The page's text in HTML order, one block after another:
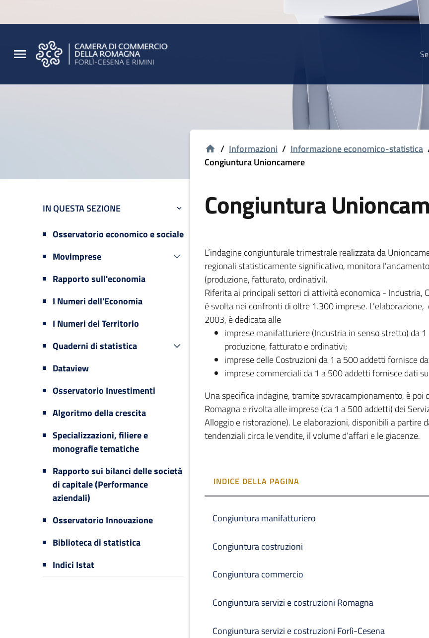
IN QUESTA SEZIONE
Osservatorio economico e sociale
Movimprese
Rapporto sull'economia
I Numeri dell'Economia
I Numeri del Territorio
Quaderni di statistica
Dataview
Osservatorio Investimenti
Algoritmo della crescita
Specializzazioni, filiere e
monografie tematiche
Rapporto sui bilanci delle società
di capitale (Performance
aziendali)
Osservatorio Innovazione
Biblioteca di statistica
Indici Istat
/ Informazioni / Informazione economico-statistica
Congiuntura Unioncamere
Congiuntura
L’indagine congiunturale trimestrale realizzata da
regionali statisticamente significativo, monitora
(produzione, fatturato, ordinativi).
Riferita ai principali settori di attività economica - Industria,
è svolta nei confronti di oltre 1.300 imprese.
2003, è dedicata alle
imprese manifatturiere (Industria in senso stretto) da
produzione, fatturato e ordinativi;
imprese delle Costruzioni da 1 a 500 addetti fornisce
imprese commerciali da 1 a 500 addetti fornisce dati
Una specifica indagine, tramite sovracampionamento, è
Romagna e rivolta alle imprese (da 1 a 500 addetti) dei
Alloggio e ristorazione). Le elaborazioni, disponibili a
tendenziali circa le vendite, il volume d’affari e le giacenze.
INDICE DELLA PAGINA
Congiuntura manifatturiero
Congiuntura costruzioni
Congiuntura commercio
Congiuntura servizi e costruzioni Romagna
Congiuntura servizi e costruzioni Forlì-Cesena